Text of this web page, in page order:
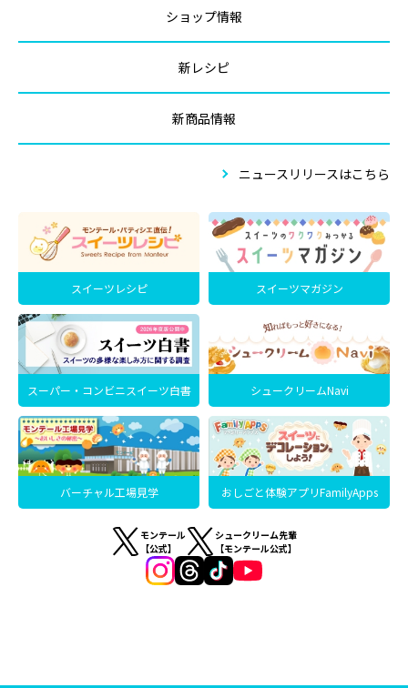
ショップ情報
新レシピ
新商品情報
ニュースリリースはこちら
スイーツレシピ スイーツマガジン
スーパー・コンビニスイーツ白書 シュークリームNavi
バーチャル工場見学 おしごと体験アプリFamilyApps
モンテール
【公式】
シュークリーム先輩
【モンテール公式】